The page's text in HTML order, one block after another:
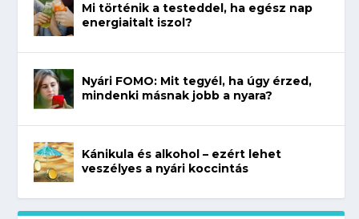
Mi történik a testeddel, ha egész nap
energiaitalt iszol?
Nyári FOMO: Mit tegyél, ha úgy érzed,
mindenki másnak jobb a nyara?
Kánikula és alkohol – ezért lehet
veszélyes a nyári koccintás